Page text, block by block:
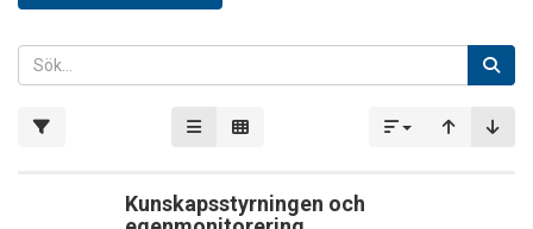
Kunskapsstyrningen och